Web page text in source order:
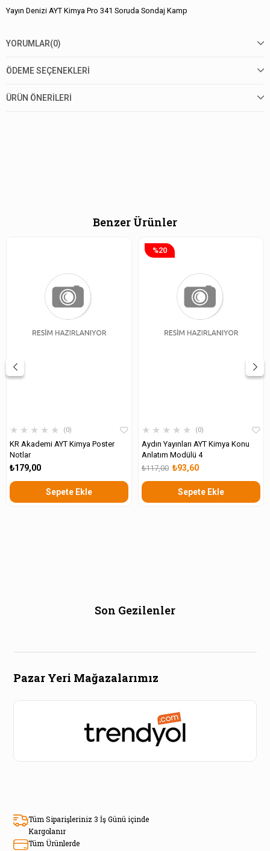
Yayın Denizi AYT Kimya Pro 341 Soruda Sondaj Kamp
YORUMLAR(0)
ÖDEME SEÇENEKLERI
ÜRÜN ÖNERILERI
Benzer Ürünler
★ ★ ★ ★ ★ 0
KR Akademi AYT Kimya Poster
Notlar
₺179,00
Sepete Ekle
★ ★ ★ ★ ★ 0
Aydın Yayınları AYT Kimya Konu
Anlatım Modülü 4
₺93,60
₺117,00
Sepete Ekle
%20
Son Gezilenler
Pazar Yeri Mağazalarımız
Tüm Siparişleriniz 3 İş Günü içinde
Kargolanır
Tüm Ürünlerde